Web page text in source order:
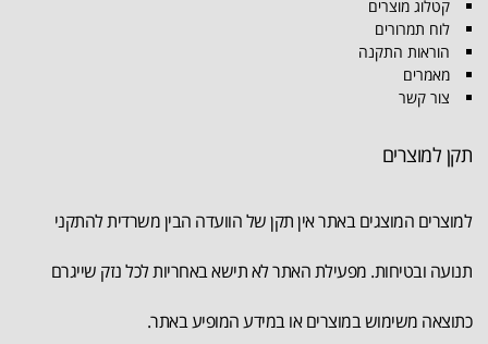
קטלוג מוצרים
לוח תמרורים
הוראות התקנה
מאמרים
צור קשר
תקן למוצרים
למוצרים המוצגים באתר אין תקן של הוועדה הבין משרדית להתקני
תנועה ובטיחות. מפעילת האתר לא תישא באחריות לכל נזק שייגרם
כתוצאה משימוש במוצרים או במידע המופיע באתר.